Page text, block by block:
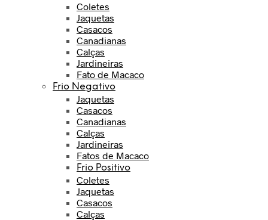
Coletes
Jaquetas
Casacos
Canadianas
Calças
Jardineiras
Fato de Macaco
Frio Negativo
Jaquetas
Casacos
Canadianas
Calças
Jardineiras
Fatos de Macaco
Frio Positivo
Coletes
Jaquetas
Casacos
Calças